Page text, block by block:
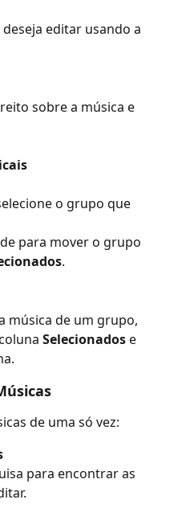
editar usando a
sobre a música e
o grupo que
para mover o grupo
.
música de um grupo,
Selecionados e
de uma só vez:
para encontrar as